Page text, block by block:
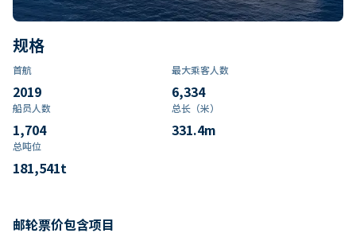
规格
首航
2019
最大乘客人数
6,334
船员人数
1,704
总长（米）
331.4m
总吨位
181,541t
邮轮票价包含项目